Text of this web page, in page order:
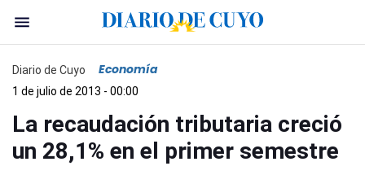
Diario de Cuyo Economía
1 de julio de 2013 - 00:00
La recaudación tributaria creció
un 28,1% en el primer semestre